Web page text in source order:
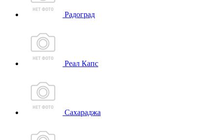
Радоград
Реал Капс
Сахараджа